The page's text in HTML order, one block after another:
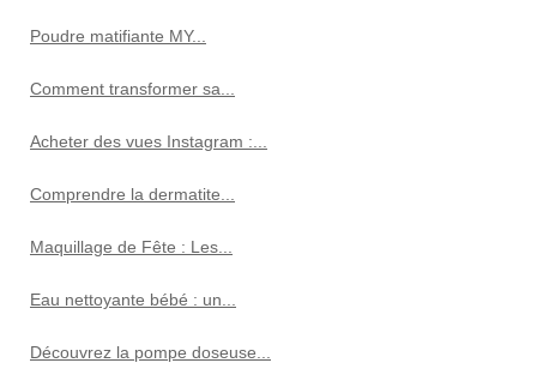
Poudre matifiante MY...
Comment transformer sa...
Acheter des vues Instagram :...
Comprendre la dermatite...
Maquillage de Fête : Les...
Eau nettoyante bébé : un...
Découvrez la pompe doseuse...